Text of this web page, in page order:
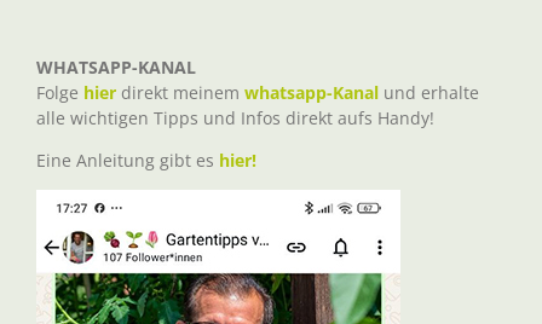
WHATSAPP-KANAL
Folge hier direkt meinem whatsapp-Kanal und erhalte
alle wichtigen Tipps und Infos direkt aufs Handy!
Eine Anleitung gibt es hier!